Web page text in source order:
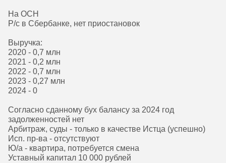
На ОСН
Р/с в Сбербанке, нет приостановок
Выручка:
2020 - 0,7 млн
2021 - 0,2 млн
2022 - 0,7 млн
2023 - 0,27 млн
2024 - 0
Согласно сданному бух балансу за 2024 год
задолженностей нет
Арбитраж, суды - только в качестве Истца (успешно)
Исп. пр-ва - отсутствуют
Ю/а - квартира, потребуется смена
Уставный капитал 10 000 рублей